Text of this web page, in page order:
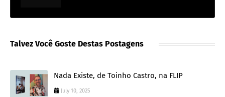
Talvez Você Goste Destas Postagens
Nada Existe, de Toinho Castro, na FLIP
July 10, 2025